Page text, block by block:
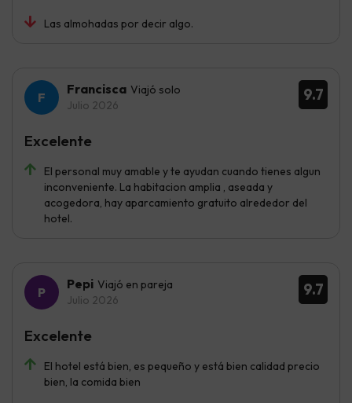
Las almohadas por decir algo.
9.7
Francisca Viajó solo
Julio 2026
El personal muy amable y te ayudan cuando tienes algun
inconveniente. La habitacion amplia , aseada y
acogedora, hay aparcamiento gratuito alrededor del
hotel.
Excelente
9.7
Pepi Viajó en pareja
Julio 2026
El hotel está bien, es pequeño y está bien calidad precio
bien, la comida bien
Excelente